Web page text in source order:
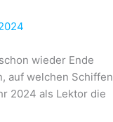
wieder Ende
auf welchen Schiffen
2024 als Lektor die